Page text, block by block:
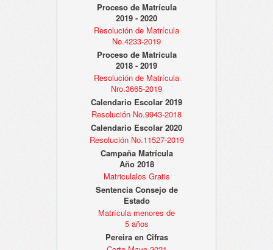
Proceso de Matrícula
2019 - 2020
Resolución de Matrícula
No.4233-2019
Proceso de Matrícula
2018 - 2019
Resolución de Matrícula
Nro.3665-2019
Calendario Escolar 2019
Resolución No.9943-2018
Calendario Escolar 2020
Resolución No.11527-2019
Campaña Matrícula
Año 2018
Matriculalos Gratis
Sentencia Consejo de
Estado
Matrícula menores de
5 años
Pereira en Cifras